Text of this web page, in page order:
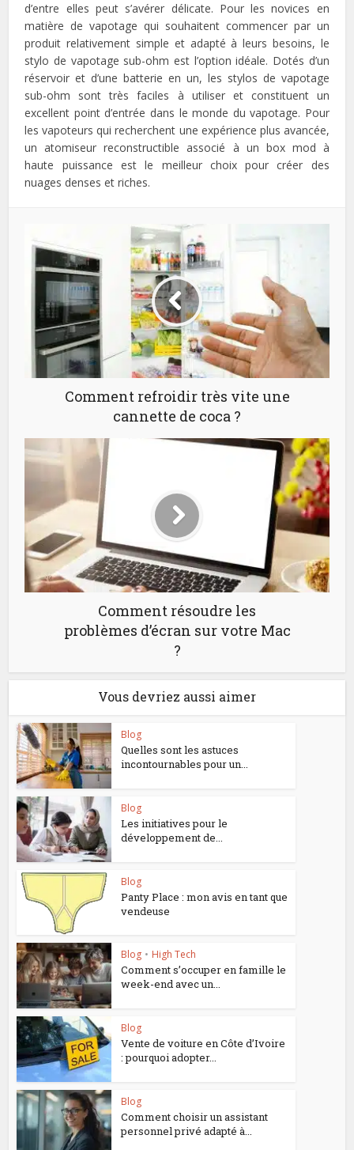
d’entre elles peut s’avérer délicate. Pour les novices en
matière de vapotage qui souhaitent commencer par un
produit relativement simple et adapté à leurs besoins, le
stylo de vapotage sub-ohm est l’option idéale. Dotés d’un
réservoir et d’une batterie en un, les stylos de vapotage
sub-ohm sont très faciles à utiliser et constituent un
excellent point d’entrée dans le monde du vapotage. Pour
les vapoteurs qui recherchent une expérience plus avancée,
un atomiseur reconstructible associé à un box mod à
haute puissance est le meilleur choix pour créer des
nuages denses et riches.
Comment refroidir très vite une
cannette de coca ?
Comment résoudre les
problèmes d’écran sur votre Mac
?
Vous devriez aussi aimer
Blog
Quelles sont les astuces
incontournables pour un...
Blog
Les initiatives pour le
développement de...
Blog
Panty Place : mon avis en tant que
vendeuse
Blog • High Tech
Comment s’occuper en famille le
week-end avec un...
Blog
Vente de voiture en Côte d’Ivoire
: pourquoi adopter...
Blog
Comment choisir un assistant
personnel privé adapté à...